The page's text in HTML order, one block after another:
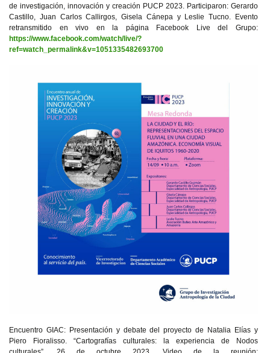
de investigación, innovación y creación PUCP 2023. Participaron: Gerardo
Castillo, Juan Carlos Callirgos, Gisela Cánepa y Leslie Tucno. Evento
retransmitido en vivo en la página Facebook Live del Grupo:
https://www.facebook.com/watch/live/?
ref=watch_permalink&v=1051335482693700
Encuentro GIAC: Presentación y debate del proyecto de Natalia Elías y
Piero Fioralisso. “Cartografías culturales: la experiencia de Nodos